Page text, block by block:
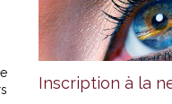
Inscription à la